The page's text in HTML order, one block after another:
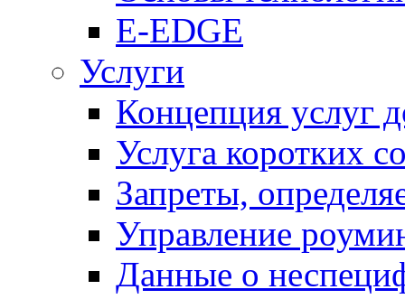
E-EDGE
Услуги
Концепция услуг
Услуга коротких
Запреты,
Управление
Данные о